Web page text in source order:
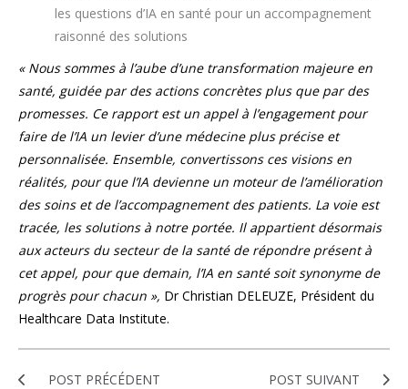
les questions d’IA en santé pour un accompagnement
raisonné des solutions
« Nous sommes à l’aube d’une transformation majeure en
santé, guidée par des actions concrètes plus que par des
promesses. Ce rapport est un appel à l’engagement pour
faire de l’IA un levier d’une médecine plus précise et
personnalisée. Ensemble, convertissons ces visions en
réalités, pour que l’IA devienne un moteur de l’amélioration
des soins et de l’accompagnement des patients. La voie est
tracée, les solutions à notre portée. Il appartient désormais
aux acteurs du secteur de la santé de répondre présent à
cet appel, pour que demain, l’IA en santé soit synonyme de
progrès pour chacun », Dr Christian DELEUZE, Président du
Healthcare Data Institute.
POST PRÉCÉDENT POST SUIVANT